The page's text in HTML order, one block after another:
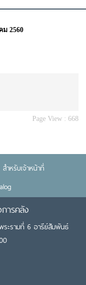
2560
Page View : 668
สำหรับเจ้าหน้าที่
ารคลัง
ระรามที่ 6 อารีย์สัมพันธ์